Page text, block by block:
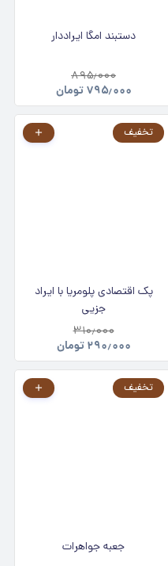
دستبند امگا ایراددار
۸۹۵٫۰۰۰
۷۹۵٫۰۰۰ تومان
تخفیف
پک اقتصادی پلومریا با ایراد
جزیی
۳۱۰٫۰۰۰
۲۹۰٫۰۰۰ تومان
تخفیف
جعبه جواهرات